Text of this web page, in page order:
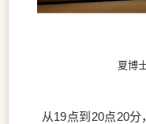
夏博
从19点到20点20